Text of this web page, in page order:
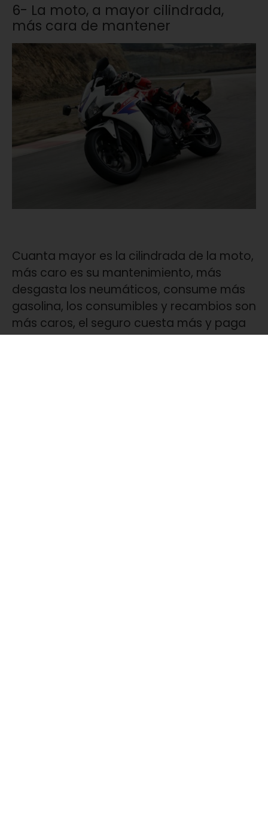
6- La moto, a mayor cilindrada,
más cara de mantener
Cuanta mayor es la cilindrada de la moto,
más caro es su mantenimiento, más
desgasta los neumáticos, consume más
gasolina, los consumibles y recam­bios son
más caros, el seguro cuesta más y paga
más impuestos. Será más barata de